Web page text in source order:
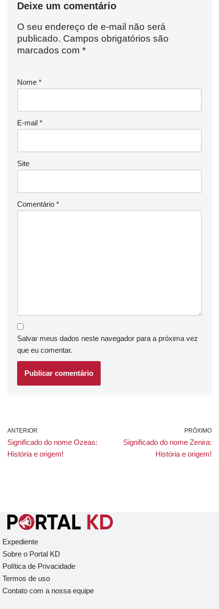
Deixe um comentário
O seu endereço de e-mail não será
publicado. Campos obrigatórios são
marcados com *
Nome *
E-mail *
Site
Comentário *
Salvar meus dados neste navegador para a próxima vez
que eu comentar.
ANTERIOR
Significado do nome Ozeas:
História e origem!
PRÓXIMO
Significado do nome Zenira:
História e origem!
Expediente
Sobre o Portal KD
Política de Privacidade
Termos de uso
Contato com a nossa equipe